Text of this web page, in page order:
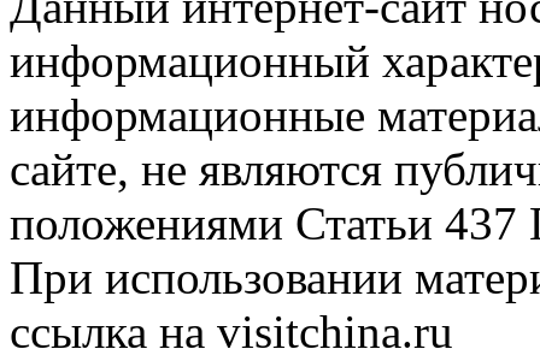
информационный
информационные
сайте, не являются
положениями Статьи 437
При использовании
ссылка на visitchina.ru